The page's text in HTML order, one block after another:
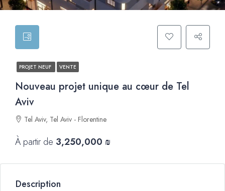
PROJET NEUF VENTE
Nouveau projet unique au cœur de Tel
Aviv
Tel Aviv, Tel Aviv - Florentine
À partir de 3,250,000 ₪
Description